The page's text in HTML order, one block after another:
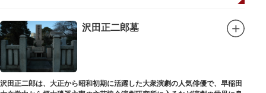
沢田正二郎墓
沢田正二郎は、大正から昭和初期に活躍した大衆演劇の人気俳優で、早稲田